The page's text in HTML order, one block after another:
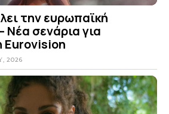
την ευρωπαϊκή
Νέα σενάρια για
Eurovision
2026